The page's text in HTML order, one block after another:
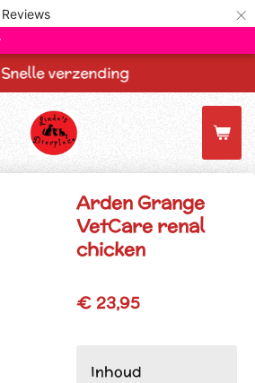
Reviews ×
Snelle verzending
Arden Grange
VetCare renal
chicken
€ 23,95
Inhoud